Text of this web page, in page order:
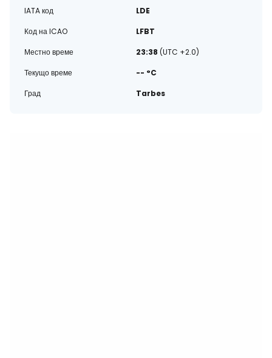
IATA код
LDE
Код на ICAO
LFBT
Местно време
23:38 (UTC +2.0)
Текущо време
-- °C
Град
Tarbes